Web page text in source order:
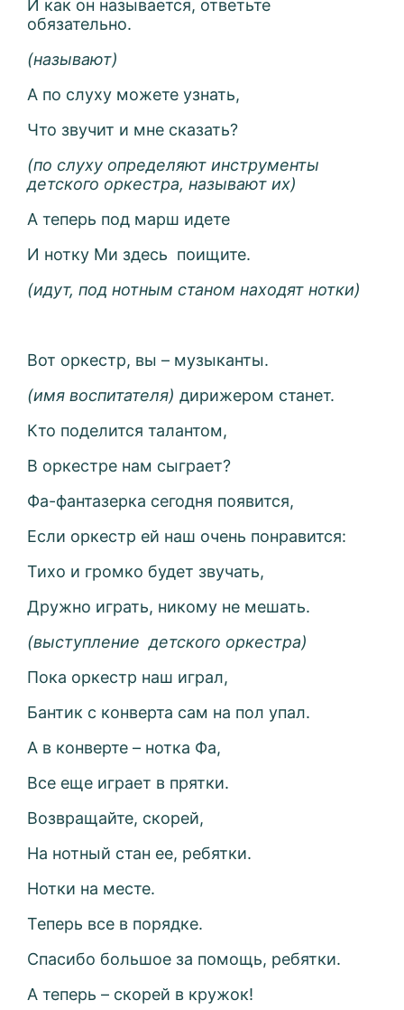
И как он называется, ответьте
обязательно.
(называют)
А по слуху можете узнать,
Что звучит и мне сказать?
(по слуху определяют инструменты
детского оркестра, называют их)
А теперь под марш идете
И нотку Ми здесь поищите.
(идут, под нотным станом находят нотки)
Вот оркестр, вы – музыканты.
(имя воспитателя) дирижером станет.
Кто поделится талантом,
В оркестре нам сыграет?
Фа-фантазерка сегодня появится,
Если оркестр ей наш очень понравится:
Тихо и громко будет звучать,
Дружно играть, никому не мешать.
(выступление детского оркестра)
Пока оркестр наш играл,
Бантик с конверта сам на пол упал.
А в конверте – нотка Фа,
Все еще играет в прятки.
Возвращайте, скорей,
На нотный стан ее, ребятки.
Нотки на месте.
Теперь все в порядке.
Спасибо большое за помощь, ребятки.
А теперь – скорей в кружок!